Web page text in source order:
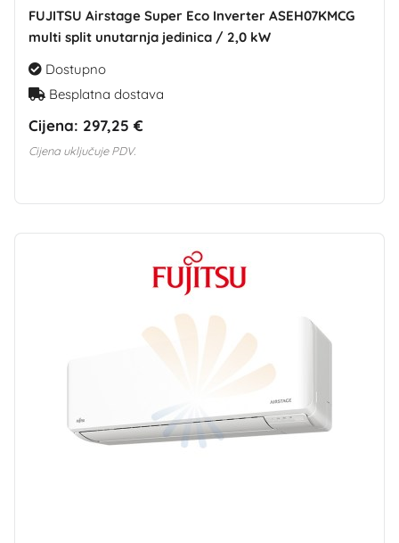
FUJITSU Airstage Super Eco Inverter ASEH07KMCG
multi split unutarnja jedinica / 2,0 kW
Dostupno
Besplatna dostava
Cijena: 297,25 €
Cijena uključuje PDV.